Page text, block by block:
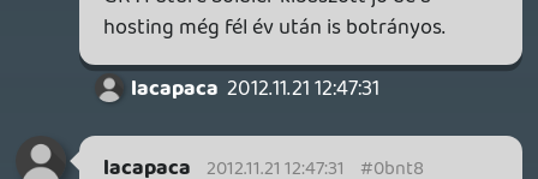
WarAdmir4L 2012.11.21 08:06:00 #0bnt4
ha ha ha!!!!
he7edik 2012.11.20 23:01:31
castor520 2012.11.21 07:22:56 #0bnt3